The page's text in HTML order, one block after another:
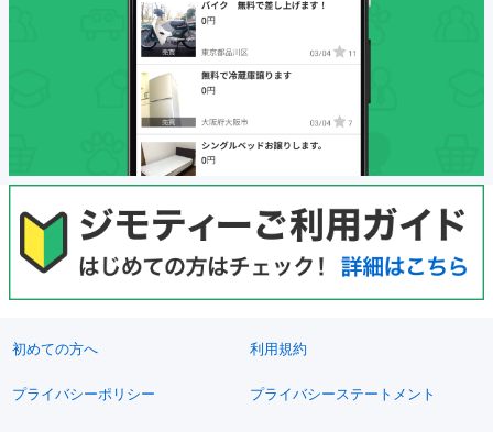
初めての方へ 利用規約
プライバシーポリシー プライバシーステートメント